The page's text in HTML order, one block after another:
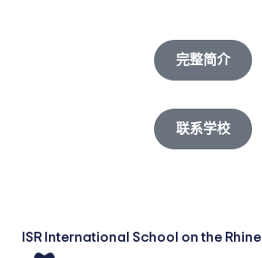
完整简介
联系学校
ISR International School on the Rhine